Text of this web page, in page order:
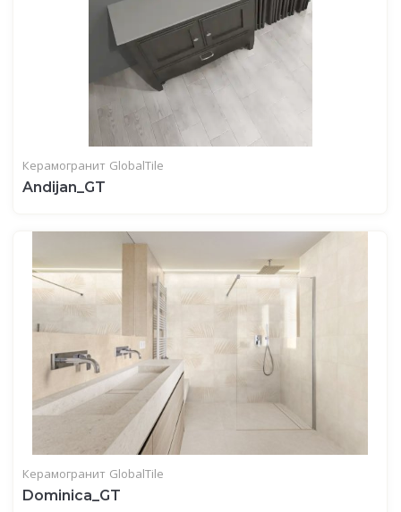
Керамогранит GlobalTile
Andijan_GT
Керамогранит GlobalTile
Dominica_GT